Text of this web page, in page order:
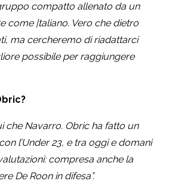
compatto allenato da un
come |taliano. Vero che dietro
ma cercheremo di riadattarci
possibile per raggiungere
che Navarro. Obric ha fatto un
l’Under 23, e tra oggi e domani
compresa anche la
De Roon in difesa”.